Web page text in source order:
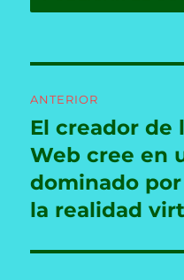
de
entradas
ANTERIOR
Entrada
anterior:
El creador de
Web cree en
dominado
la realidad